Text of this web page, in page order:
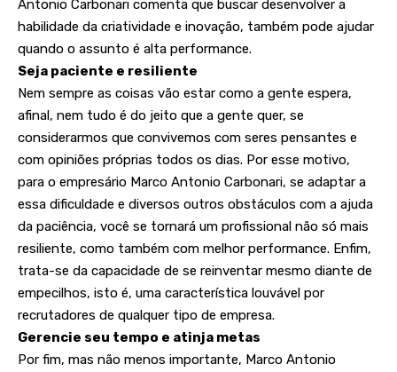
Antonio Carbonari comenta que buscar desenvolver a
habilidade da criatividade e inovação, também pode ajudar
quando o assunto é alta performance.
Seja paciente e resiliente
Nem sempre as coisas vão estar como a gente espera,
afinal, nem tudo é do jeito que a gente quer, se
considerarmos que convivemos com seres pensantes e
com opiniões próprias todos os dias. Por esse motivo,
para o empresário Marco Antonio Carbonari, se adaptar a
essa dificuldade e diversos outros obstáculos com a ajuda
da paciência, você se tornará um profissional não só mais
resiliente, como também com melhor performance. Enfim,
trata-se da capacidade de se reinventar mesmo diante de
empecilhos, isto é, uma característica louvável por
recrutadores de qualquer tipo de empresa.
Gerencie seu tempo e atinja metas
Por fim, mas não menos importante, Marco Antonio